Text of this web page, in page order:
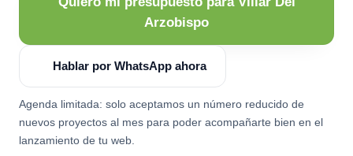
Arzobispo
Hablar por WhatsApp ahora
Agenda limitada: solo aceptamos un número reducido de
nuevos proyectos al mes para poder acompañarte bien en el
lanzamiento de tu web.